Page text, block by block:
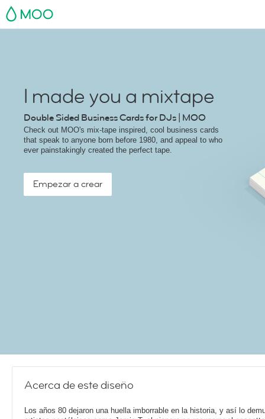
MOO
I made you a mixtape
Double Sided Business Cards for DJs | MOO
Check out MOO's mix-tape inspired, cool business cards
that speak to anyone born before 1980, and appeal to who
ever painstakingly created the perfect tape.
Empezar a crear
Acerca de este diseño
Los años 80 dejaron una huella imborrable en la historia, y así lo